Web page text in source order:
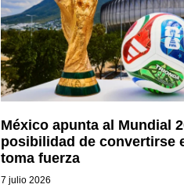
México apunta al Mundial
posibilidad de convertirse
toma fuerza
7 julio 2026